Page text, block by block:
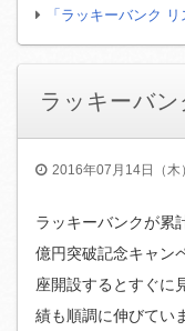
「ラッキーバンク
ラッキーバン
2016年07月14日（木）
ラッキーバンクが累
億円突破記念キャン
座開設するとすぐに
績も順調に伸びて